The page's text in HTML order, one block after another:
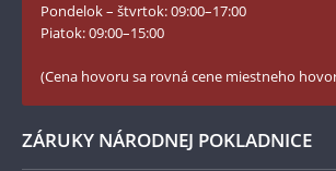
Numizmatické novinky
YouTube Národnej Pokladnice
Pondelok – štvrtok: 09:00–17:00
Piatok: 09:00–15:00
(Cena hovoru sa rovná cene miestneho
ZÁRUKY NÁRODNEJ POKLADNICE